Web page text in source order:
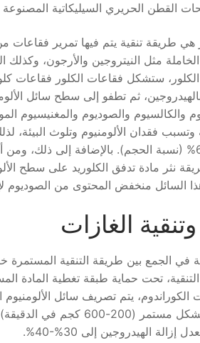
القطن الحريري السيليكاتية
هي طريقة تنقية يتم فيها تمرير فقاعات
مثل النيتروجين والأرجون،
ستشكل فقاعات الكلور فقاعات
ثم تطفو إلى سطح سائل
والكالسيوم والصوديوم
وتسبب فقدان الألومنيوم وتلوث البيئة،
عمومًا بين 3% و6% (نسبة الحجم). بالإضافة إلى
السائل منخفض المحتوى من الصوديوم
الغازات
في الجمع بين طريقة التنقية المستمرة
تحت حماية طبقة تغطية المادة
يتم تصريف سائل
سائل الألومنيوم بشكل
الهيدروجين إلى 30%-40%.